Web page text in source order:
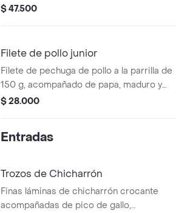
ensalada, aros de cebolla o papas.
$ 47.500
Filete de pollo junior
Filete de pechuga de pollo a la parrilla de
150 g, acompañado de papa, maduro y
ensalada.
$ 28.000
Entradas
Trozos de Chicharrón
Finas láminas de chicharrón crocante
acompañadas de pico de gallo,